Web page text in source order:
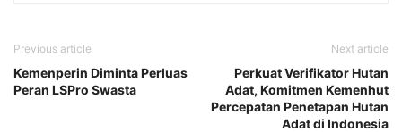
Previous article
Kemenperin Diminta Perluas
Peran LSPro Swasta
Next article
Perkuat Verifikator Hutan
Adat, Komitmen Kemenhut
Percepatan Penetapan Hutan
Adat di Indonesia